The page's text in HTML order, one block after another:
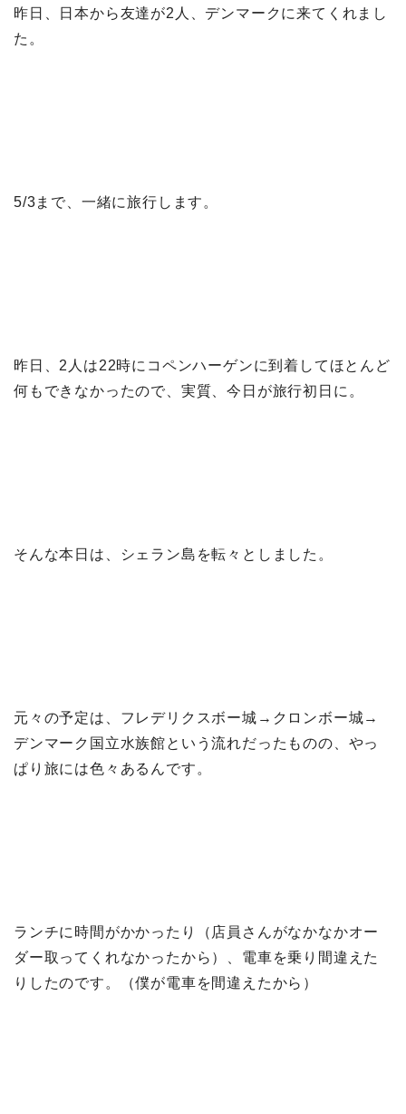
昨日、日本から友達が2人、デンマークに来てくれまし
た。
5/3まで、一緒に旅行します。
昨日、2人は22時にコペンハーゲンに到着してほとんど
何もできなかったので、実質、今日が旅行初日に。
そんな本日は、シェラン島を転々としました。
元々の予定は、フレデリクスボー城→クロンボー城→
デンマーク国立水族館という流れだったものの、やっ
ぱり旅には色々あるんです。
ランチに時間がかかったり（店員さんがなかなかオー
ダー取ってくれなかったから）、電車を乗り間違えた
りしたのです。（僕が電車を間違えたから）